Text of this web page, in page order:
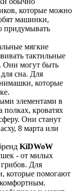
которые можно
машинки,
придумывать
мягкие
тактильные
Они могут быть
сна. Для
которые
элементами в
полках, кроватях
Они станут
8 марта или
KiDWoW
- от милых
Для
которые помогают